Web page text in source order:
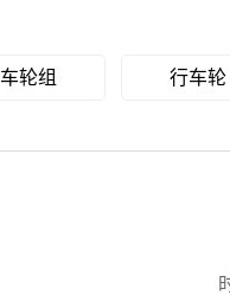
车轮组 行车轮